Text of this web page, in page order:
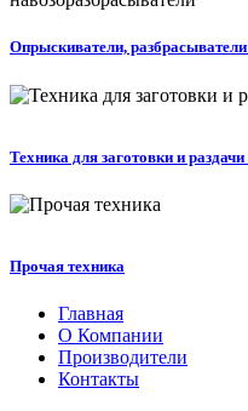
Опрыскиватели,
Техника для заготовки и
Прочая техника
Главная
О Компании
Производители
Контакты